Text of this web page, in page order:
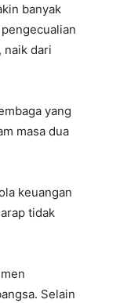
banyak
naik dari
yang
masa dua
keuangan
tidak
Selain